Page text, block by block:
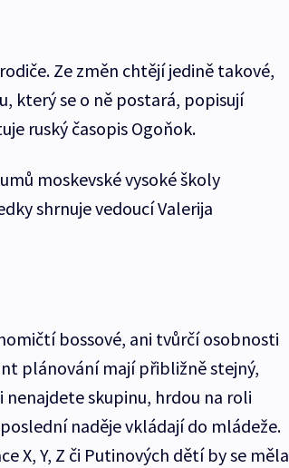
Ze změn chtějí jedině takové,
který se o ně postará, popisují
ruský časopis Ogoňok.
moskevské vysoké školy
shrnuje vedoucí Valerija
bossové, ani tvůrčí osobnosti
plánování mají přibližně stejný,
nenajdete skupinu, hrdou na roli
naděje vkládají do mládeže.
X, Y, Z či Putinových dětí by se měla